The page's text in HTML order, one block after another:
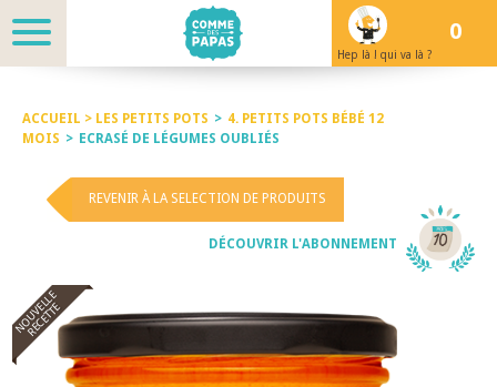
Hep là ! qui va là ?
0
ACCUEIL > LES PETITS POTS > 4. PETITS POTS BÉBÉ 12
MOIS > ECRASÉ DE LÉGUMES OUBLIÉS
REVENIR À LA SELECTION DE PRODUITS
DÉCOUVRIR L'ABONNEMENT
NOUVELLE
RECETTE